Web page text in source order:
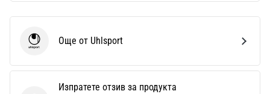
Изпратете отзив за продукта
UhlsportОще от Uhlsport